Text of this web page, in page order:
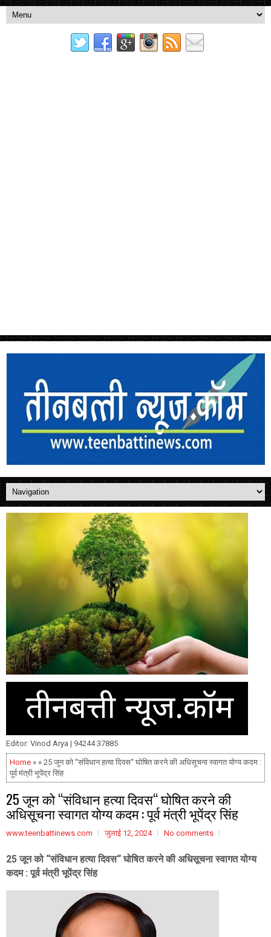
Editor: Vinod Arya | 94244 37885
Home » » 25 जून को “संविधान हत्या दिवस“ घोषित करने की अधिसूचना स्वागत योग्य कदम :
पूर्व मंत्री भूपेंद्र सिंह
25 जून को “संविधान हत्या दिवस“ घोषित करने की
अधिसूचना स्वागत योग्य कदम : पूर्व मंत्री भूपेंद्र सिंह
www.teenbattinews.com जुलाई 12, 2024 No comments
25 जून को “संविधान हत्या दिवस“ घोषित करने की अधिसूचना स्वागत योग्य
कदम : पूर्व मंत्री भूपेंद्र सिंह